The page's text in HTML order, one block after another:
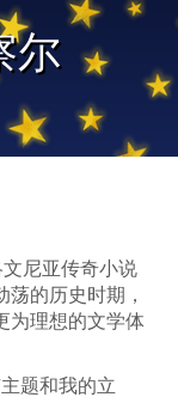
尔
尼亚传奇小说
的历史时期，
为理想的文学体
题和我的立